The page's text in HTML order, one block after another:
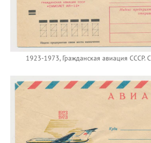
1923-1973, Гражданская авиация СССР.